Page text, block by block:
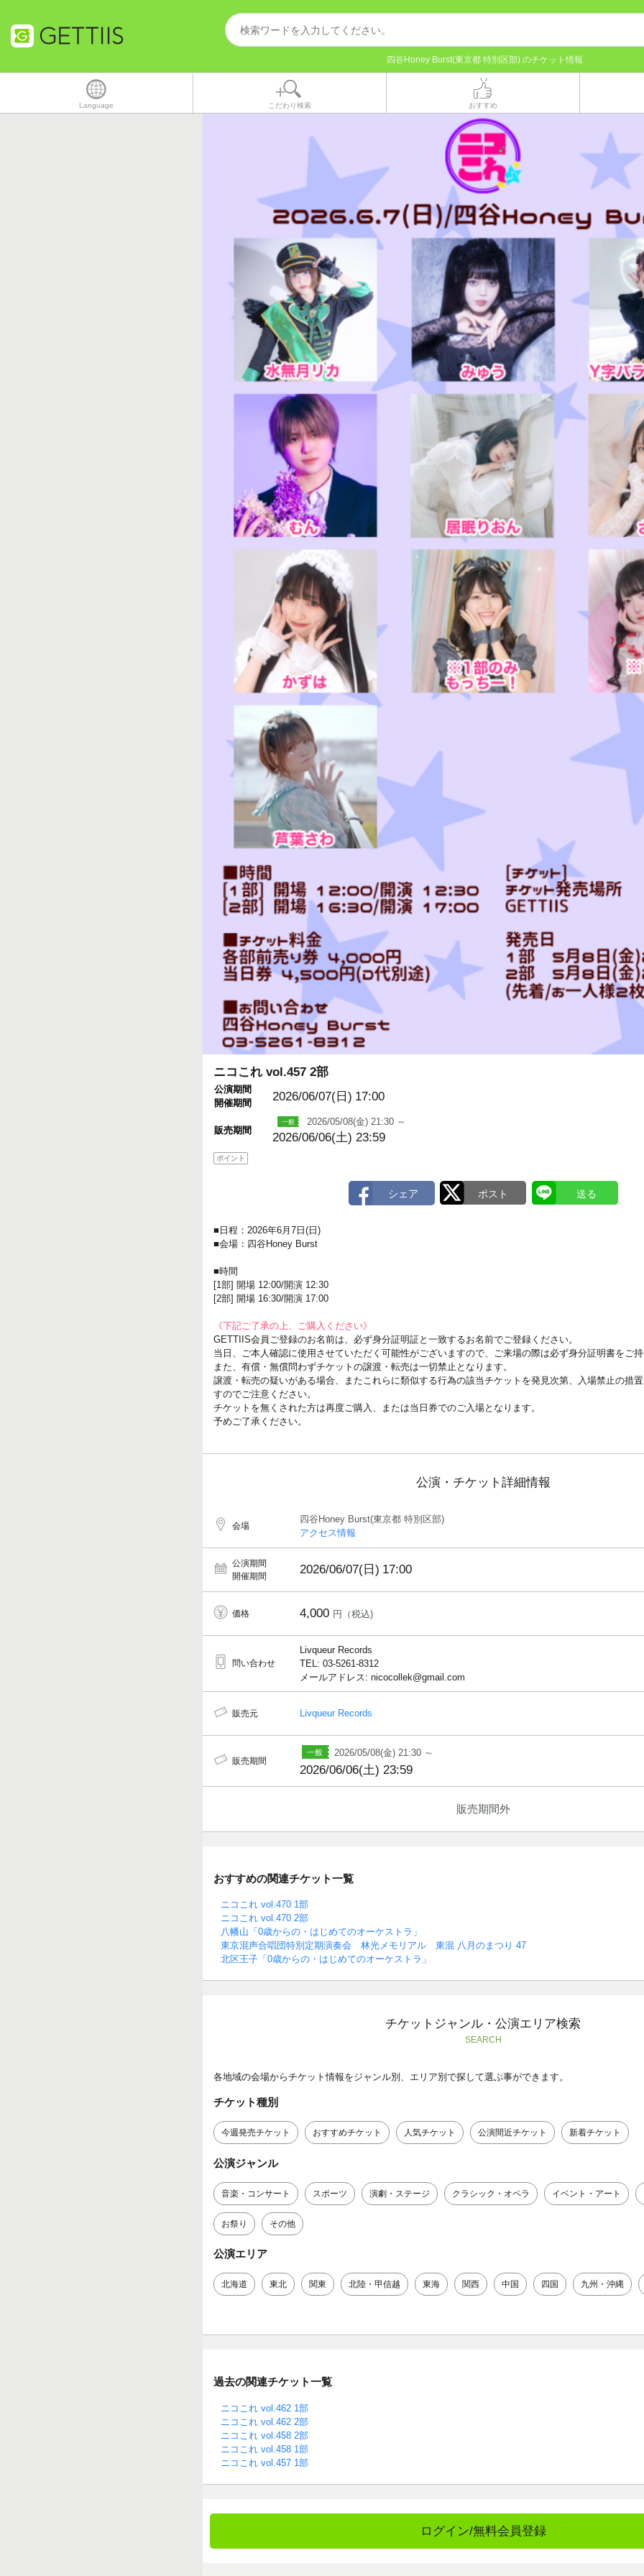
四谷Honey Burst(東京都 特別区部) のチケット情報
Language こだわり検索 おすすめ
ニコこれ vol.457 2部
公演期間
開催期間
2026/06/07(日) 17:00
販売期間
2026/05/08(金) 21:30 ～
2026/06/06(土) 23:59
ポイント
■日程：2026年6月7日(日)
■会場：四谷Honey Burst
■時間
[1部] 開場 12:00/開演 12:30
[2部] 開場 16:30/開演 17:00
《下記ご了承の上、ご購入ください》
GETTIIS会員ご登録のお名前は、必ず身分証明証と一致するお名前でご登録ください。
当日、ご本人確認に使用させていただく可能性がございますので、ご来場の際は必ず身分証明書をご持
また、有償・無償問わずチケットの譲渡・転売は一切禁止となります。
譲渡・転売の疑いがある場合、またこれらに類似する行為の該当チケットを発見次第、入場禁止の措
すのでご注意ください。
チケットを無くされた方は再度ご購入、または当日券でのご入場となります。
予めご了承ください。
公演・チケット詳細情報
会場
四谷Honey Burst(東京都 特別区部)
アクセス情報
公演期間
開催期間
2026/06/07(日) 17:00
価格 4,000 円（税込)
問い合わせ
Livqueur Records
TEL: 03-5261-8312
メールアドレス: nicocollek@gmail.com
販売元 Livqueur Records
販売期間
2026/05/08(金) 21:30 ～
2026/06/06(土) 23:59
販売期間外
おすすめの関連チケット一覧
ニコこれ vol.470 1部
ニコこれ vol.470 2部
八幡山「0歳からの・はじめてのオーケストラ」
東京混声合唱団特別定期演奏会 林光メモリアル 東混 八月のまつり 47
北区王子「0歳からの・はじめてのオーケストラ」
チケットジャンル・公演エリア検索
SEARCH
各地域の会場からチケット情報をジャンル別、エリア別で探して選ぶ事ができます。
チケット種別
今週発売チケット おすすめチケット 人気チケット 公演間近チケット 新着チケット
公演ジャンル
音楽・コンサート スポーツ 演劇・ステージ クラシック・オペラ イベント・アート
お祭り その他
公演エリア
北海道 東北 関東 北陸・甲信越 東海 関西 中国 四国 九州・沖縄
過去の関連チケット一覧
ニコこれ vol.462 1部
ニコこれ vol.462 2部
ニコこれ vol.458 2部
ニコこれ vol.458 1部
ニコこれ vol.457 1部
ログイン/無料会員登録